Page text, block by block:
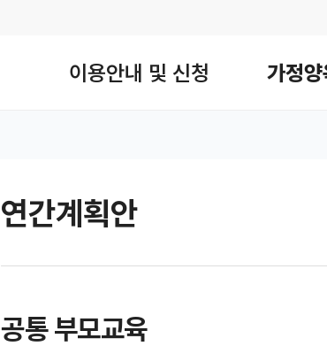
이용안내 및 신청 가정
사이트맵
연간계획안
sns 공유 리스트 열기
본문 인쇄
공통 부모교육